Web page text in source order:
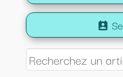
perm_contact_calendar